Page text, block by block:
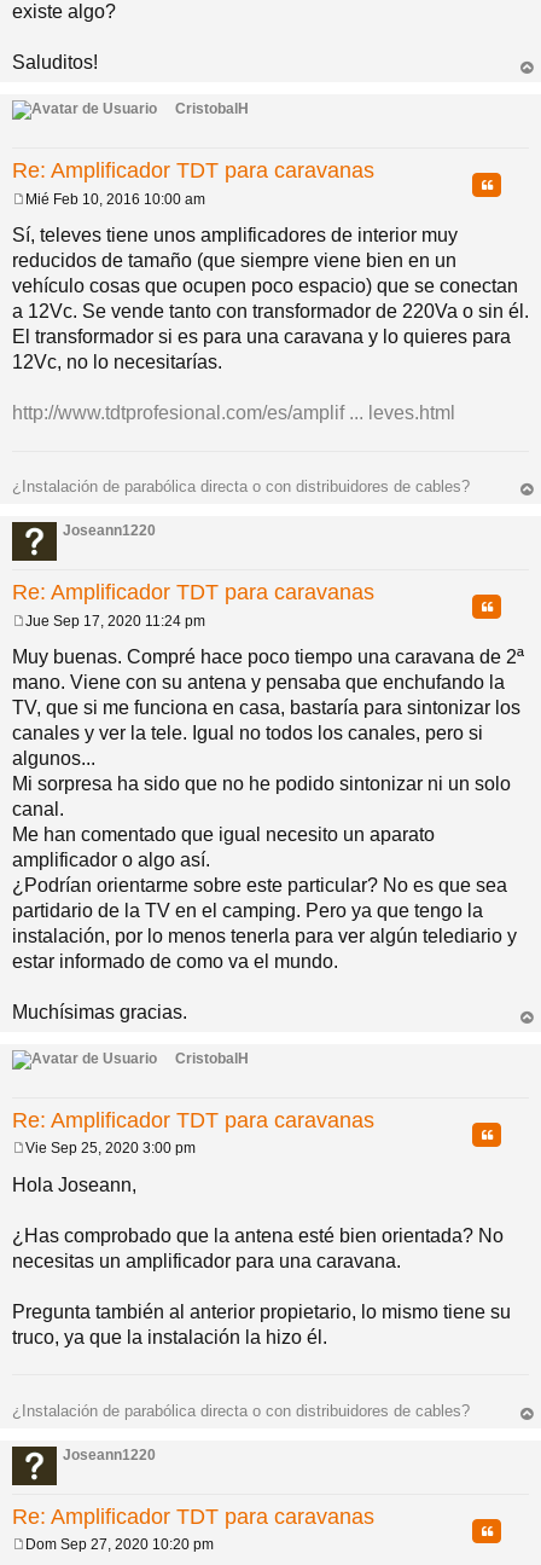
existe algo?
Saluditos!
CristobalH
Re: Amplificador TDT para caravanas
Citar
e
n
s
a
j
e
Mié Feb 10, 2016 10:00 am
Sí, televes tiene unos amplificadores de interior muy
reducidos de tamaño (que siempre viene bien en un
vehículo cosas que ocupen poco espacio) que se conectan
a 12Vc. Se vende tanto con transformador de 220Va o sin él.
El transformador si es para una caravana y lo quieres para
12Vc, no lo necesitarías.
http://www.tdtprofesional.com/es/amplif ... leves.html
¿Instalación de parabólica directa o con distribuidores de cables?
Joseann1220
Re: Amplificador TDT para caravanas
Citar
e
n
s
a
e
Jue Sep 17, 2020 11:24 pm
Muy buenas. Compré hace poco tiempo una caravana de 2ª
mano. Viene con su antena y pensaba que enchufando la
TV, que si me funciona en casa, bastaría para sintonizar los
canales y ver la tele. Igual no todos los canales, pero si
algunos...
Mi sorpresa ha sido que no he podido sintonizar ni un solo
canal.
Me han comentado que igual necesito un aparato
amplificador o algo así.
¿Podrían orientarme sobre este particular? No es que sea
partidario de la TV en el camping. Pero ya que tengo la
instalación, por lo menos tenerla para ver algún telediario y
estar informado de como va el mundo.
Muchísimas gracias.
CristobalH
Re: Amplificador TDT para caravanas
Citar
e
n
a
j
e
Vie Sep 25, 2020 3:00 pm
Hola Joseann,
¿Has comprobado que la antena esté bien orientada? No
necesitas un amplificador para una caravana.
Pregunta también al anterior propietario, lo mismo tiene su
truco, ya que la instalación la hizo él.
¿Instalación de parabólica directa o con distribuidores de cables?
Joseann1220
Re: Amplificador TDT para caravanas
Citar
Dom Sep 27, 2020 10:20 pm